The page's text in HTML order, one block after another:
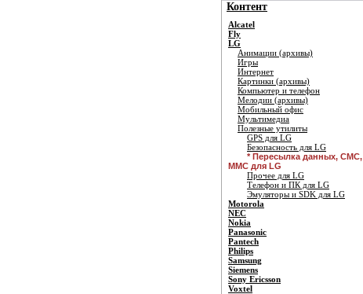
Контент
Alcatel
Fly
LG
Анимации (архивы)
Игры
Интернет
Картинки (архивы)
Компьютер и телефон
Мелодии (архивы)
Мобильный офис
Мультимедиа
Полезные утилиты
GPS для LG
Безопасность для LG
* Пересылка данных, СМС,
ММС для LG
Прочее для LG
Телефон и ПК для LG
Эмуляторы и SDK для LG
Motorola
NEC
Nokia
Panasonic
Pantech
Philips
Samsung
Siemens
Sony Ericsson
Voxtel